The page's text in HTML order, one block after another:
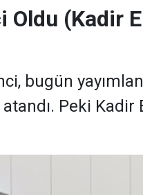
Oldu (Kadir
bugün
Peki Kadir